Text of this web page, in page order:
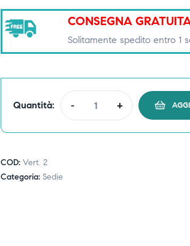
CONSEGNA
Solitamente spedito entro 1
Quantità: - +
COD: Vert. 2
Categoria: Sedie